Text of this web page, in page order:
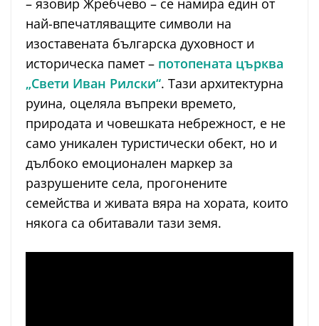
– язовир Жребчево – се намира един от
най-впечатляващите символи на
изоставената българска духовност и
историческа памет – потопената църква
„Свети Иван Рилски“. Тази архитектурна
руина, оцеляла въпреки времето,
природата и човешката небрежност, е не
само уникален туристически обект, но и
дълбоко емоционален маркер за
разрушените села, прогонените
семейства и живата вяра на хората, които
някога са обитавали тази земя.